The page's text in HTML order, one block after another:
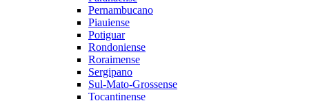
Pernambucano
Piauiense
Potiguar
Rondoniense
Roraimense
Sergipano
Sul-Mato-Grossense
Tocantinense